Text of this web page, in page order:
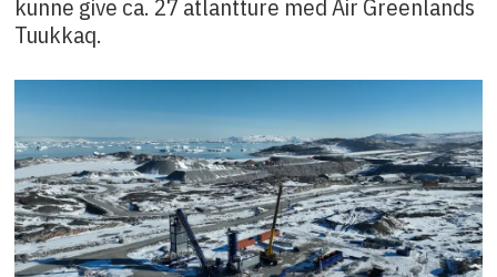
kunne give ca. 27 atlantture med Air Greenlands
Tuukkaq.